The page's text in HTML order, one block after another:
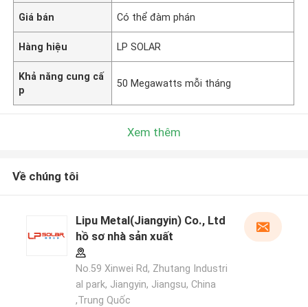
Giá bán Có thể đàm phán
Hàng hiệu LP SOLAR
Khả năng cung cấ
p
50 Megawatts mỗi tháng
Xem thêm
Về chúng tôi
Lipu Metal(Jiangyin) Co., Ltd
hồ sơ nhà sản xuất
No.59 Xinwei Rd, Zhutang Industri
al park, Jiangyin, Jiangsu, China
,Trung Quốc